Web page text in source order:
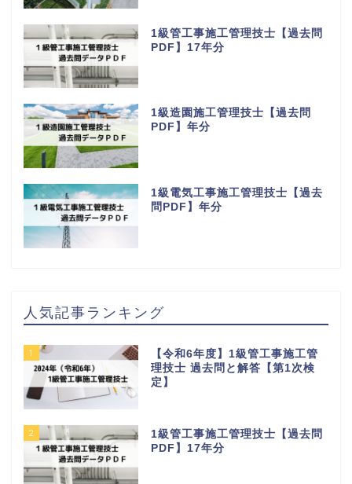
1級管工事施工管理技士【過去問
PDF】17年分
1級造園施工管理技士【過去問
PDF】年分
1級電気工事施工管理技士【過去
問PDF】年分
人気記事ランキング
1
【令和6年度】1級管工事施工管
理技士 過去問と解答【第1次検
定】
2
1級管工事施工管理技士【過去問
PDF】17年分